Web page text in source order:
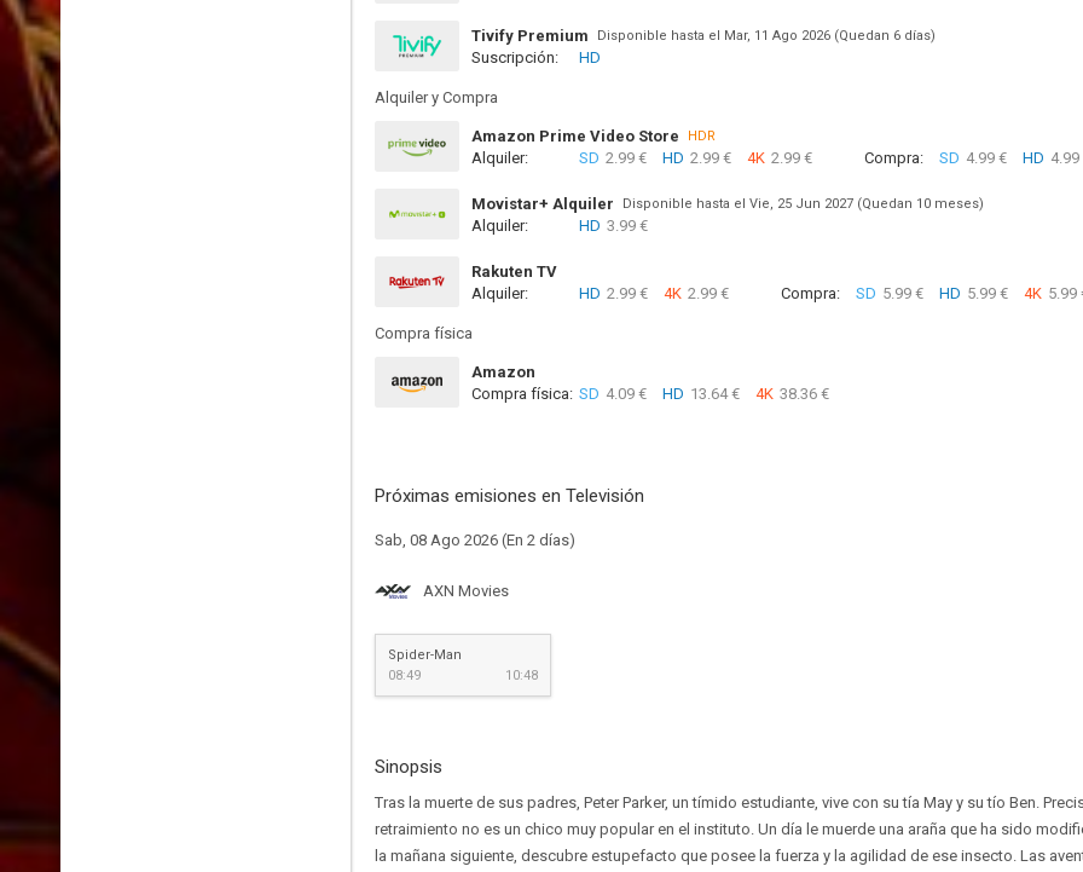
Tivify Premium Disponible hasta el Mar, 11 Ago 2026 (Quedan 6 días)
Suscripción: HD
Alquiler y Compra
Amazon Prime Video Store HDR
Alquiler: SD 2.99 € HD 2.99 € 4K 2.99 € Compra: SD 4.99 € HD
Movistar+ Alquiler Disponible hasta el Vie, 25 Jun 2027 (Quedan 10 meses)
Alquiler: HD 3.99 €
Rakuten TV
Alquiler:
HD 2.99 € 4K 2.99 € Compra: SD 5.99 € HD 5.99 € 4K 5.99
Compra física
Amazon
Compra física: SD 4.09 € HD 13.64 € 4K 38.36 €
Próximas emisiones en Televisión
Sab, 08 Ago 2026 (En 2 días)
AXN Movies
Spider-Man
08:49
10:48
Sinopsis
Tras la muerte de sus padres, Peter Parker, un tímido estudiante, vive con su tía May y su tío Ben.
retraimiento no es un chico muy popular en el instituto. Un día le muerde una araña que ha sido
la mañana siguiente, descubre estupefacto que posee la fuerza y la agilidad de ese insecto. Las